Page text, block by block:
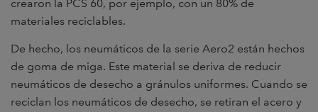
crearon la PCS 60, por ejemplo, con un 80% de
materiales reciclables.
De hecho, los neumáticos de la serie Aero2 están hechos
de goma de miga. Este material se deriva de reducir
neumáticos de desecho a gránulos uniformes. Cuando se
reciclan los neumáticos de desecho, se retiran el acero y